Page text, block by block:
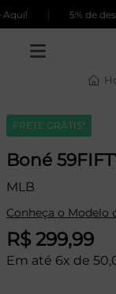
5% de
FRETE GRÁTIS*
Boné
MLB
Conheça o Modelo
R$ 299,99
Em até 6x de